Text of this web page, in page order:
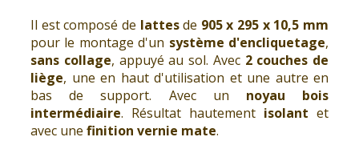
Il est composé de lattesde 905 x 295 x 10,5 mm
pour le montage d'un système d'encliquetage,
sans collage, appuyé au sol. Avec 2 couches de
liège, une en haut d'utilisation et une autre en
bas de support. Avec un noyau bois
intermédiaire. Résultat hautement isolant et
avec une finition vernie mate.